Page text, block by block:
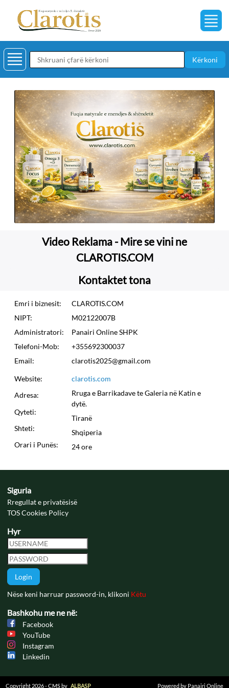
Kërkoni
Video Reklama - Mire se vini ne
CLAROTIS.COM
Kontaktet tona
Emri i biznesit:
NIPT:
Administratori:
Telefoni-Mob:
Email:
CLAROTIS.COM
M02122007B
Panairi Online SHPK
+355692300037
clarotis2025@gmail.com
Website:
Adresa:
Qyteti:
Shteti:
Orari i Punës:
clarotis.com
Rruga e Barrikadave te Galeria në Katin e
dytë.
Tiranë
Shqiperia
24 ore
Siguria
Rregullat e privatësisë
TOS Cookies Policy
Hyr
Login
Nëse keni harruar password-in, klikoni Këtu
Bashkohu me ne në:
Facebook
YouTube
Instagram
Linkedin
Copyright 2026 - CMS by ALBASP Powered by Panairi Online